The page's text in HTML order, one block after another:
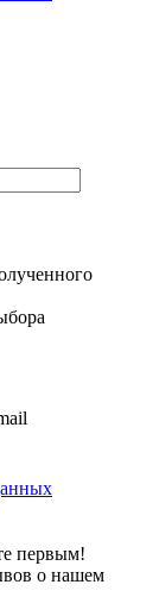
первым!
о нашем